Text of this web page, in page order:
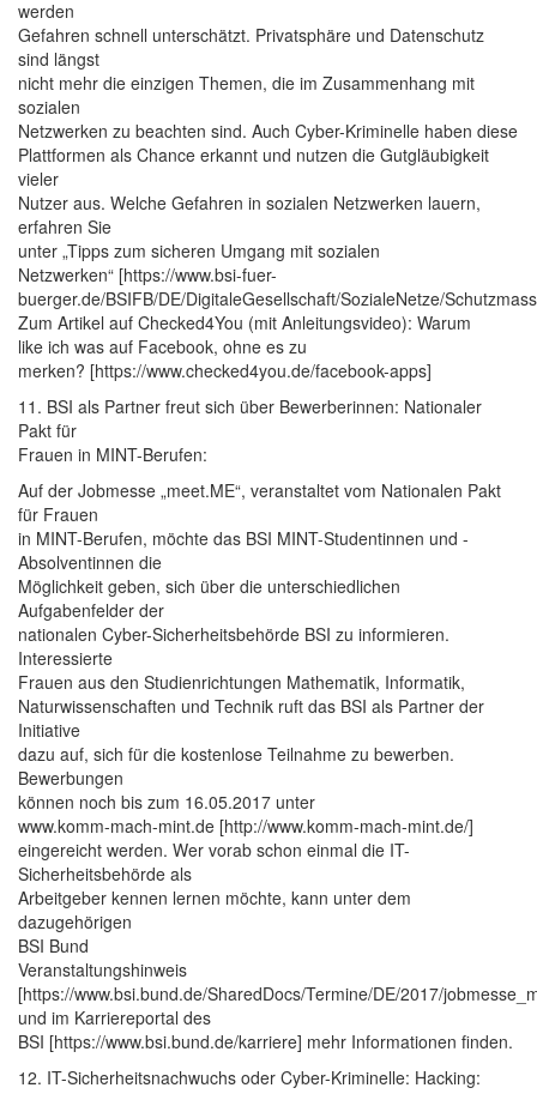
werden
Gefahren schnell unterschätzt. Privatsphäre und Datenschutz
sind längst
nicht mehr die einzigen Themen, die im Zusammenhang mit
sozialen
Netzwerken zu beachten sind. Auch Cyber-Kriminelle haben diese
Plattformen als Chance erkannt und nutzen die Gutgläubigkeit
vieler
Nutzer aus. Welche Gefahren in sozialen Netzwerken lauern,
erfahren Sie
unter „Tipps zum sicheren Umgang mit sozialen
Netzwerken“ [https://www.bsi-fuer-
buerger.de/BSIFB/DE/DigitaleGesellschaft/SozialeNetze/
Zum Artikel auf Checked4You (mit Anleitungsvideo): Warum
like ich was auf Facebook, ohne es zu
merken? [https://www.checked4you.de/facebook-apps]
11. BSI als Partner freut sich über Bewerberinnen: Nationaler
Pakt für
Frauen in MINT-Berufen:
Auf der Jobmesse „meet.ME“, veranstaltet vom Nationalen Pakt
für Frauen
in MINT-Berufen, möchte das BSI MINT-Studentinnen und -
Absolventinnen die
Möglichkeit geben, sich über die unterschiedlichen
Aufgabenfelder der
nationalen Cyber-Sicherheitsbehörde BSI zu informieren.
Interessierte
Frauen aus den Studienrichtungen Mathematik, Informatik,
Naturwissenschaften und Technik ruft das BSI als Partner der
Initiative
dazu auf, sich für die kostenlose Teilnahme zu bewerben.
Bewerbungen
können noch bis zum 16.05.2017 unter
www.komm-mach-mint.de [http://www.komm-mach-mint.de/]
eingereicht werden. Wer vorab schon einmal die IT-
Sicherheitsbehörde als
Arbeitgeber kennen lernen möchte, kann unter dem
dazugehörigen
BSI Bund
Veranstaltungshinweis
[https://www.bsi.bund.de/SharedDocs/Termine/DE/2017/
und im Karriereportal des
BSI [https://www.bsi.bund.de/karriere] mehr Informationen finden.
12. IT-Sicherheitsnachwuchs oder Cyber-Kriminelle: Hacking: